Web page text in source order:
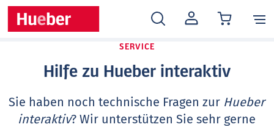
MEIN
KONTO
SERVICE
Hilfe zu Hueber interaktiv
Sie haben noch technische Fragen zur Hueber
interaktiv? Wir unterstützen Sie sehr gerne